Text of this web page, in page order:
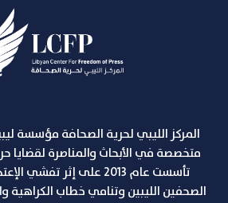
المركز الليبي لحرية الصحافة مؤسسة
متخصصة في الأبحاث والمناصرة لقضايا
تأسست عام 2013 على إثر
الصحفين الليبين وتنامي خطاب الكراهية